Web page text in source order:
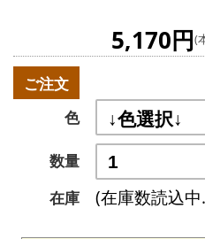
5,170円(
ご注文
色
数量
在庫
(在庫数読込中